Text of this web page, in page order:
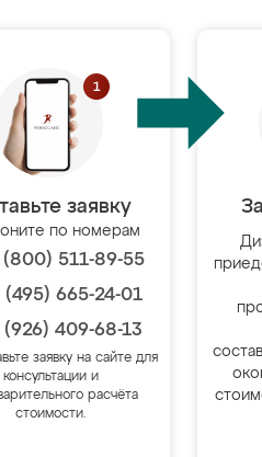
заявку
по номерам
511-89-55
(495) 665-24-01
409-68-13
заявку на сайте для
консультации и
расчёта
стоимости.